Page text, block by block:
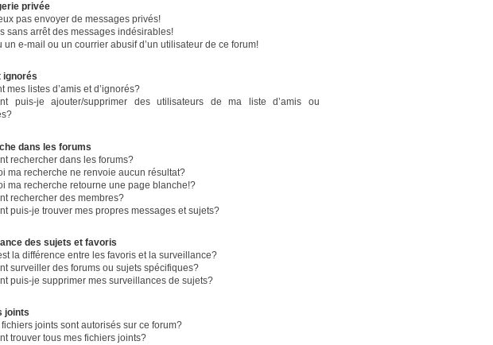
privée
pas envoyer de messages privés!
sans arrêt des messages indésirables!
un e-mail ou un courrier abusif d’un utilisateur de ce forum!
ignorés
mes listes d’amis et d’ignorés?
puis-je ajouter/supprimer des utilisateurs de ma liste d’amis ou
dans les forums
rechercher dans les forums?
ma recherche ne renvoie aucun résultat?
ma recherche retourne une page blanche!?
rechercher des membres?
puis-je trouver mes propres messages et sujets?
des sujets et favoris
la différence entre les favoris et la surveillance?
surveiller des forums ou sujets spécifiques?
puis-je supprimer mes surveillances de sujets?
joints
joints sont autorisés sur ce forum?
trouver tous mes fichiers joints?